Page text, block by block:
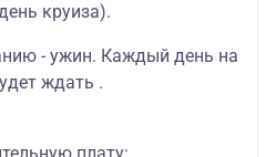
круиза).
- ужин. Каждый день на
ждать .